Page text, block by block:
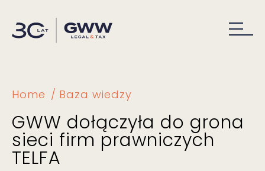
Home Baza wiedzy
GWW dołączyła do grona
sieci firm prawniczych
TELFA